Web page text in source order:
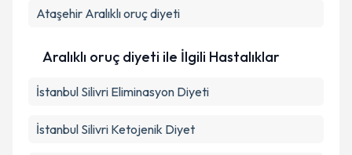
Ataşehir Aralıklı oruç diyeti
Aralıklı oruç diyeti ile İlgili Hastalıklar
İstanbul Silivri Eliminasyon Diyeti
İstanbul Silivri Ketojenik Diyet